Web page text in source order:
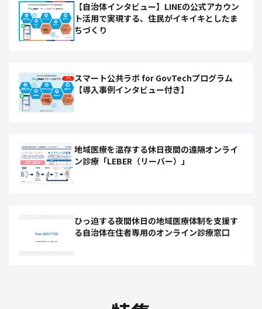
【自治体インタビュー】LINEの公式アカウン
ト活用で実現する、住民がイキイキとしたま
ちづくり
スマート公共ラボ for GovTechプログラム
【導入事例インタビュー付き】
地域医療を温存する休日夜間の遠隔オンライ
ン診療「LEBER（リーバー）」
ひっ迫する夜間休日の地域医療体制を支援す
る自治体在住者専用のオンライン診療窓口